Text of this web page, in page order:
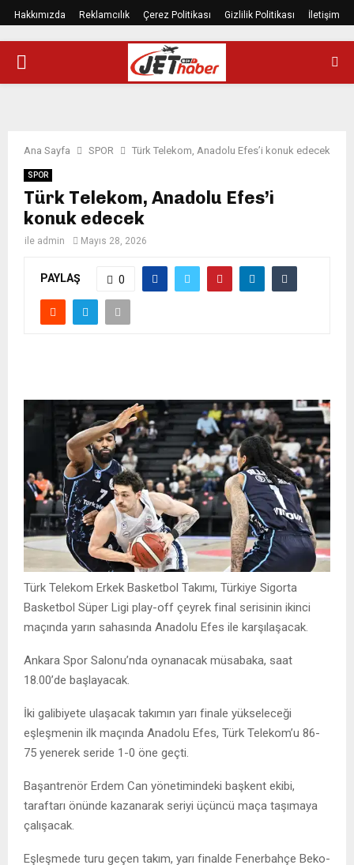
Hakkımızda Reklamcılık Çerez Politikası Gizlilik Politikası İletişim
PRIMARY
Ana Sayfa SPOR Türk Telekom, Anadolu Efes’i konuk edecek
SPOR
Türk Telekom, Anadolu Efes’i
konuk edecek
ile admin Mayıs 28, 2026
PAYLAŞ 0
Türk Telekom Erkek Basketbol Takımı, Türkiye Sigorta
Basketbol Süper Ligi play-off çeyrek final serisinin ikinci
maçında yarın sahasında Anadolu Efes ile karşılaşacak.
Ankara Spor Salonu’nda oynanacak müsabaka, saat
18.00’de başlayacak.
İki galibiyete ulaşacak takımın yarı finale yükseleceği
eşleşmenin ilk maçında Anadolu Efes, Türk Telekom’u 86-
75 yenerek seride 1-0 öne geçti.
Başantrenör Erdem Can yönetimindeki başkent ekibi,
taraftarı önünde kazanarak seriyi üçüncü maça taşımaya
çalışacak.
Eşleşmede turu geçen takım, yarı finalde Fenerbahçe Beko-